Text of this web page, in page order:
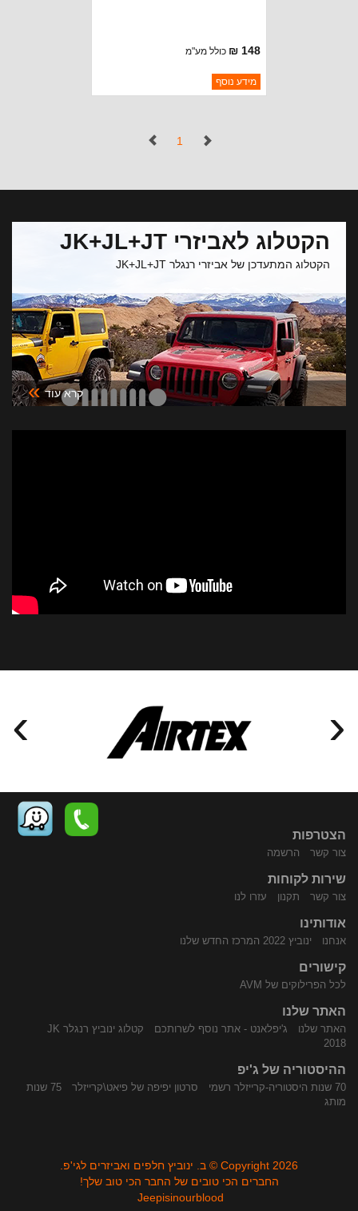
148 ₪ כולל מע"מ
ברקוד: 4627167AA
יצרן:GATES
מידע נוסף
1 (נוכחי)
הקטלוג לאביזרי JK+JL+JT
הקטלוג המתעדכן של אביזרי רנגלר JK+JL+JT
קרא עוד »
› ‹
הצטרפות
צור קשר הרשמה
שירות לקוחות
צור קשר תקנון עזרו לנו
אודותינו
אנחנו ינוביץ 2022 המרכז החדש שלנו
קישורים
לכל הפרילוקים של AVM
האתר שלנו
האתר שלנו ג'יפלאנט - אתר נוסף לשרותכם
קטלוג ינוביץ רנגלר JK
2018
ההיסטוריה של ג'יפ
70 שנות היסטוריה-קרייזלר רשמי סרטון יפיפה של פיאט\קרייזלר
75 שנות
מותג
Copyright 2026 © ב. ינוביץ חלפים ואביזרים לגי'פ.
החברים הכי טובים של החבר הכי טוב שלך!
Jeepisinourblood